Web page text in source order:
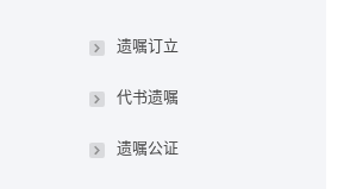
遗嘱订立
代书遗嘱
遗嘱公证